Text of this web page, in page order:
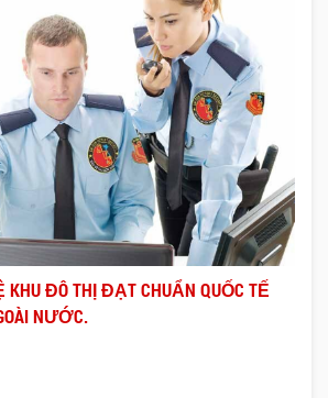
KHU ĐÔ THỊ ĐẠT CHUẨN QUỐC TẾ
NƯỚC.